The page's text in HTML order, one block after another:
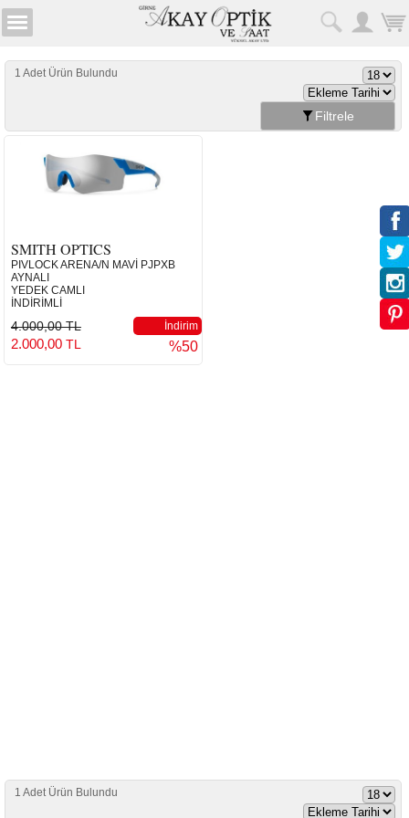
1 Adet Ürün Bulundu
Filtrele
SMITH OPTICS
PIVLOCK ARENA/N MAVİ PJPXB
AYNALI
YEDEK CAMLI
İNDİRİMLİ
4.000,00 TL İndirim
2.000,00 TL %50
1 Adet Ürün Bulundu